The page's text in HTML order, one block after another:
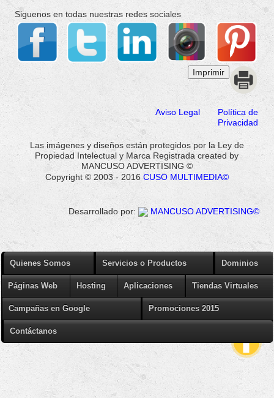
Siguenos en todas nuestras redes sociales
Aviso Legal
Política de
Privacidad
Las imágenes y diseños están protegidos por la Ley de
Propiedad Intelectual y Marca Registrada created by
MANCUSO ADVERTISING ©
Copyright © 2003 - 2016 CUSO MULTIMEDIA©
Desarrollado por: MANCUSO ADVERTISING©
Quienes Somos Servicios o Productos Dominios
Páginas Web Hosting Aplicaciones Tiendas Virtuales
Campañas en Google Promociones 2015
Contáctanos